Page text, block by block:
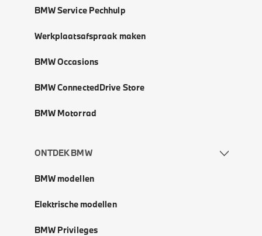
BMW Service Pechhulp
Werkplaatsafspraak maken
BMW Occasions
BMW ConnectedDrive Store
BMW Motorrad
ONTDEK BMW
BMW modellen
Elektrische modellen
BMW Privileges